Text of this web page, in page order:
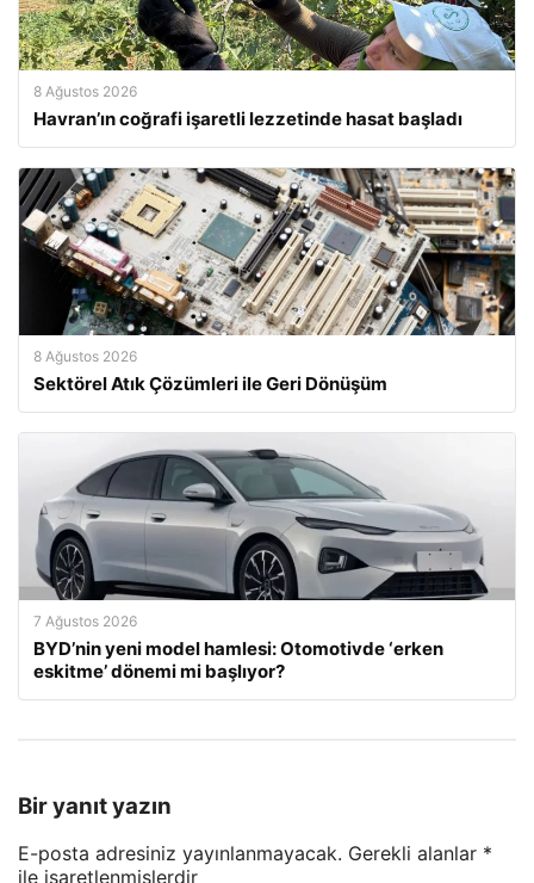
8 Ağustos 2026
Havran’ın coğrafi işaretli lezzetinde hasat başladı
8 Ağustos 2026
Sektörel Atık Çözümleri ile Geri Dönüşüm
7 Ağustos 2026
BYD’nin yeni model hamlesi: Otomotivde ‘erken
eskitme’ dönemi mi başlıyor?
Bir yanıt yazın
E-posta adresiniz yayınlanmayacak. Gerekli alanlar *
ile işaretlenmişlerdir